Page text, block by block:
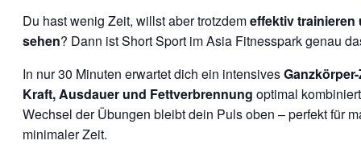
Du hast wenig Zeit, willst aber trotzdemeffektiv
sehen? Dann ist Short Sport im Asia Fitnesspark genau
In nur 30 Minuten erwartet dich ein intensives
Kraft, Ausdauer und Fettverbrennung optimal
Wechsel der Übungen bleibt dein Puls oben – perfekt für
minimaler Zeit.